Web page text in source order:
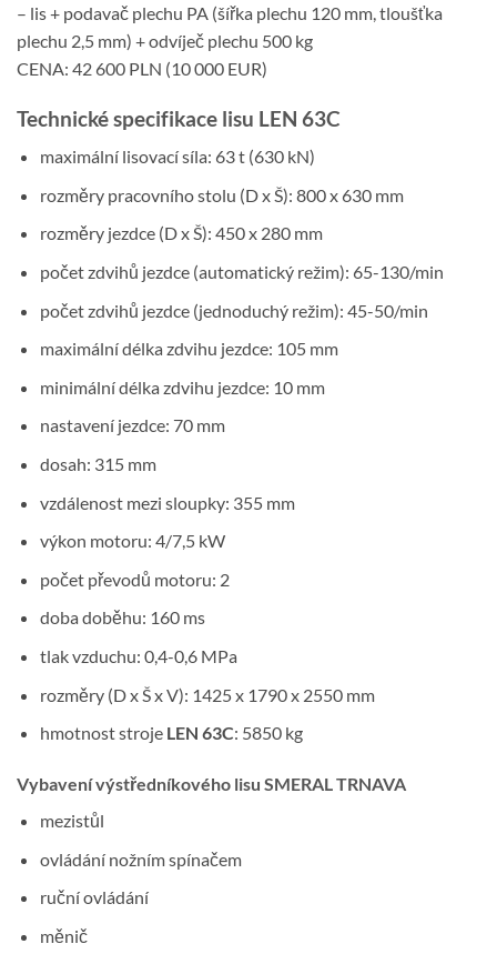
– lis + podavač plechu PA (šířka plechu 120 mm, tloušťka
plechu 2,5 mm) + odvíječ plechu 500 kg
CENA: 42 600 PLN (10 000 EUR)
Technické specifikace lisu LEN 63C
maximální lisovací síla: 63 t (630 kN)
rozměry pracovního stolu (D x Š): 800 x 630 mm
rozměry jezdce (D x Š): 450 x 280 mm
počet zdvihů jezdce (automatický režim): 65-130/min
počet zdvihů jezdce (jednoduchý režim): 45-50/min
maximální délka zdvihu jezdce: 105 mm
minimální délka zdvihu jezdce: 10 mm
nastavení jezdce: 70 mm
dosah: 315 mm
vzdálenost mezi sloupky: 355 mm
výkon motoru: 4/7,5 kW
počet převodů motoru: 2
doba doběhu: 160 ms
tlak vzduchu: 0,4-0,6 MPa
rozměry (D x Š x V): 1425 x 1790 x 2550 mm
hmotnost stroje LEN 63C: 5850 kg
Vybavení výstředníkového lisu SMERAL TRNAVA
mezistůl
ovládání nožním spínačem
ruční ovládání
měnič